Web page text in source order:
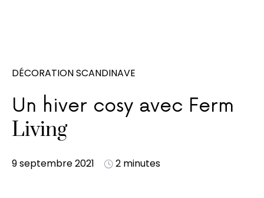
DÉCORATION SCANDINAVE
Un hiver cosy avec Ferm
Living
9 septembre 2021 2 minutes